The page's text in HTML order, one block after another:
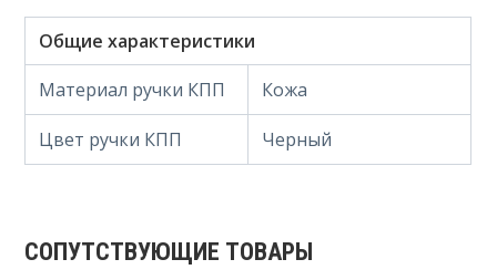
Общие характеристики
Материал ручки КПП
Кожа
Цвет ручки КПП Черный
СОПУТСТВУЮЩИЕ ТОВАРЫ